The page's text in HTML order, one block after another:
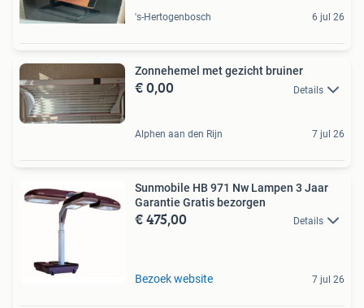
's-Hertogenbosch 6 jul 26
Zonnehemel met gezicht bruiner
€ 0,00 Details
Alphen aan den Rijn 7 jul 26
Sunmobile HB 971 Nw Lampen 3 Jaar
Garantie Gratis bezorgen
€ 475,00 Details
Bezoek website 7 jul 26